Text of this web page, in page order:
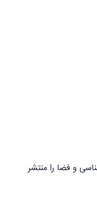
و فضا را منتشر